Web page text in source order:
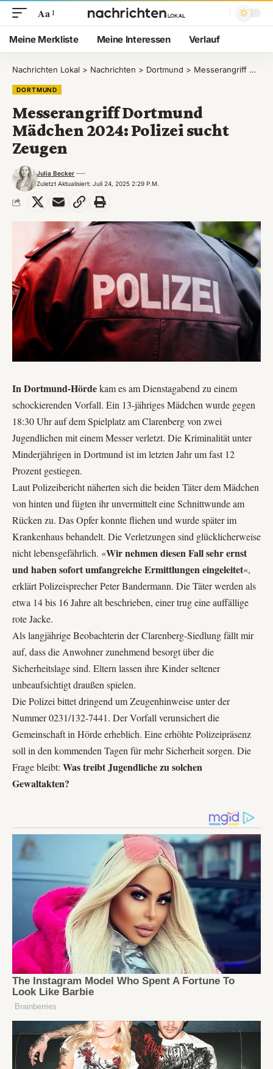
Aa
Meine Merkliste Meine Interessen Verlauf
Nachrichten Lokal > Nachrichten > Dortmund > Messerangriff Dortmund Mädchen 2024: Polizei sucht Zeugen
DORTMUND
Messerangriff Dortmund
Mädchen 2024: Polizei sucht
Zeugen
Zuletzt Aktualisiert: Juli 24, 2025 2:29 P.m.
Julia Becker
In Dortmund-Hördekam es am Dienstagabend zu einem
schockierenden Vorfall. Ein 13-jähriges Mädchen wurde gegen
18:30 Uhr auf dem Spielplatz am Clarenberg von zwei
Jugendlichen mit einem Messer verletzt. Die Kriminalität unter
Minderjährigen in Dortmund ist im letzten Jahr um fast 12
Prozent gestiegen.
Laut Polizeibericht näherten sich die beiden Täter dem Mädchen
von hinten und fügten ihr unvermittelt eine Schnittwunde am
Rücken zu. Das Opfer konnte fliehen und wurde später im
Krankenhaus behandelt. Die Verletzungen sind glücklicherweise
nicht lebensgefährlich. «Wir nehmen diesen Fall sehr ernst
und haben sofort umfangreiche Ermittlungen eingeleitet«,
erklärt Polizeisprecher Peter Bandermann. Die Täter werden als
etwa 14 bis 16 Jahre alt beschrieben, einer trug eine auffällige
rote Jacke.
Als langjährige Beobachterin der Clarenberg-Siedlung fällt mir
auf, dass die Anwohner zunehmend besorgt über die
Sicherheitslage sind. Eltern lassen ihre Kinder seltener
unbeaufsichtigt draußen spielen.
Die Polizei bittet dringend um Zeugenhinweise unter der
Nummer0231/132-7441. Der Vorfall verunsichert die
Gemeinschaft in Hörde erheblich. Eine erhöhte Polizeipräsenz
soll in den kommenden Tagen für mehr Sicherheit sorgen. Die
Frage bleibt: Was treibt Jugendliche zu solchen
Gewaltakten?